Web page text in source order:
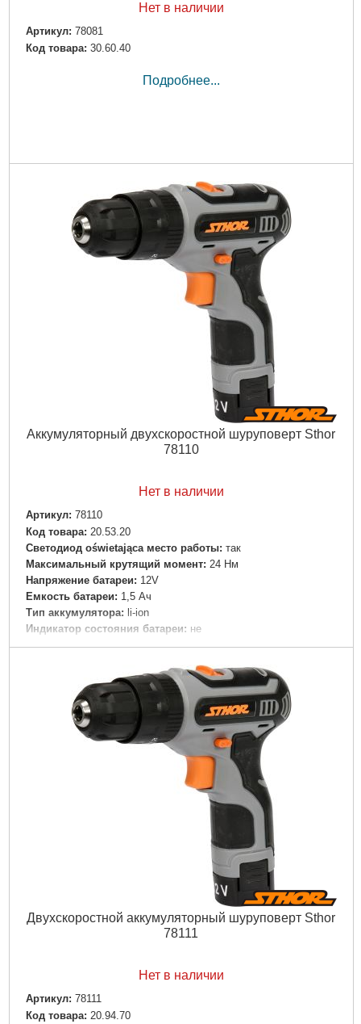
Нет в наличии
Артикул: 78081
Код товара: 30.60.40
Подробнее...
Аккумуляторный двухскоростной шуруповерт Sthor
78110
Нет в наличии
Артикул: 78110
Код товара: 20.53.20
Светодиод oświetająca место работы: так
Максимальный крутящий момент: 24 Нм
Напряжение батареи: 12V
Емкость батареи: 1,5 Ач
Тип аккумулятора: li-ion
Индикатор состояния батареи: не
Применение: Дерево, бетон, металл
Количество батарей в комплекте:
2
Подробнее...
Двухскоростной аккумуляторный шуруповерт Sthor
78111
Нет в наличии
Артикул: 78111
Код товара: 20.94.70